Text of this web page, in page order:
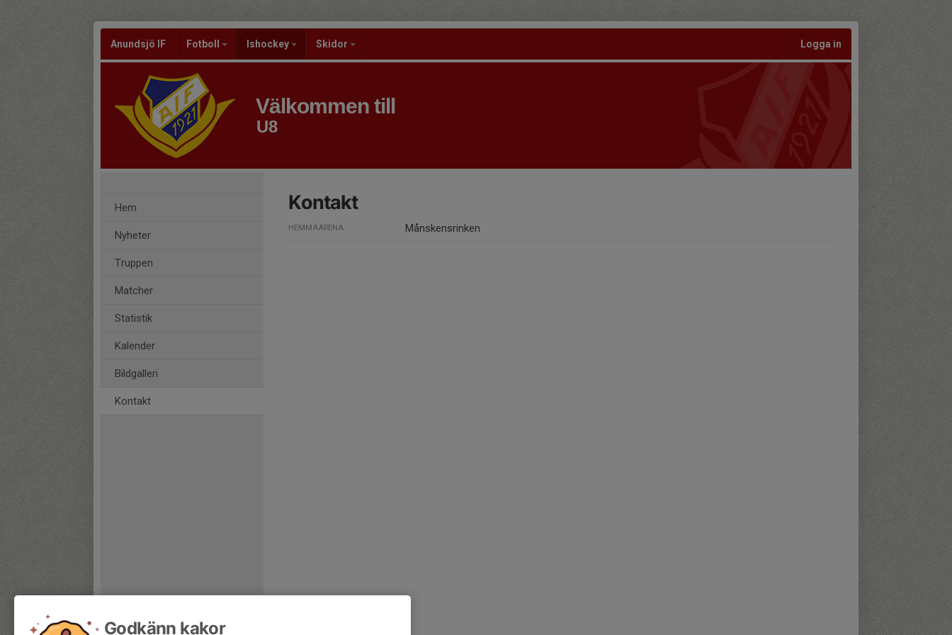
Anundsjö IF Fotboll Ishockey Skidor Logga in
Välkommen till
U8
Hem
Nyheter
Truppen
Matcher
Statistik
Kalender
Bildgalleri
Kontakt
Kontakt
HEMMAARENA Månskensrinken
Godkänn kakor